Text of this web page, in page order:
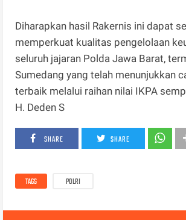
Diharapkan hasil Rakernis ini dapat
memperkuat kualitas pengelolaan
seluruh jajaran Polda Jawa Barat,
Sumedang yang telah menunjukkan
terbaik melalui raihan nilai IKPA
H. Deden S
SHARE SHARE
TAGS POLRI